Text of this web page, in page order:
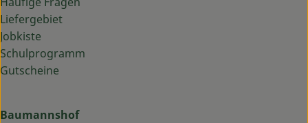
Liefergebiet
Jobkiste
Schulprogramm
Gutscheine
Baumannshof